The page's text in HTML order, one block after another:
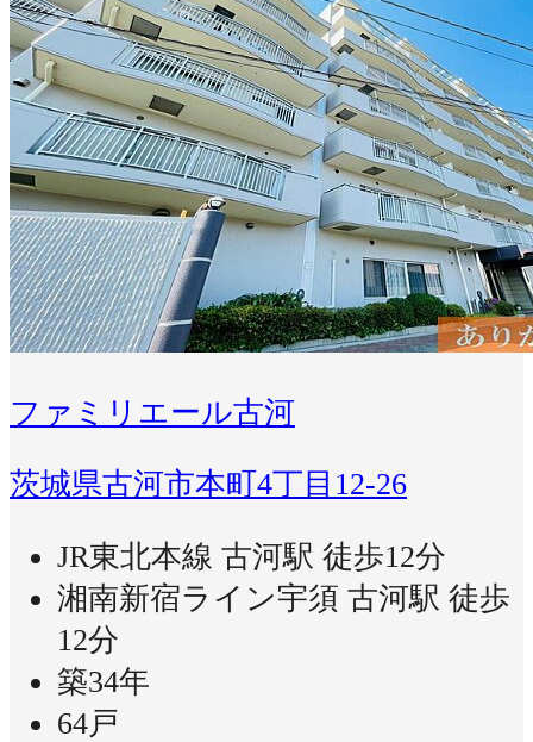
ファミリエール古河
茨城県古河市本町4丁目12-26
JR東北本線 古河駅 徒歩12分
湘南新宿ライン宇須 古河駅 徒歩
12分
築34年
64戸